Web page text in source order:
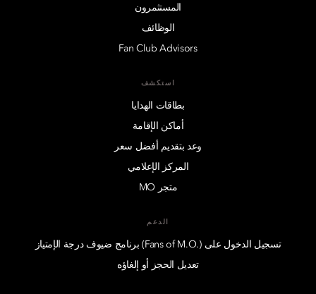
المستثمرون
الوظائف
Fan Club Advisors
استكشف
بطاقات الهدايا
أماكن الإقامة
وعد بتقديم أفضل سعر
المركز الإعلامي
متجر MO
الدعم
تسجيل الدخول على (.Fans of M.O) برنامج ضيوف درجة الإمتياز
تعديل الحجز أو إلغاؤه